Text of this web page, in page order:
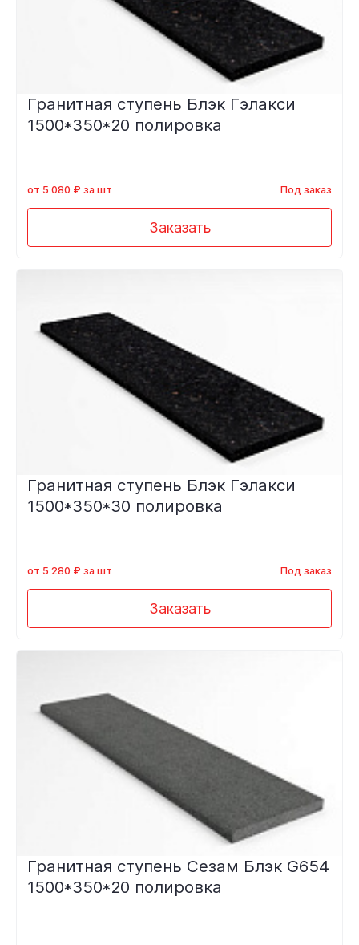
Гранитная ступень Блэк Гэлакси
1500*350*20 полировка
от 5 080 ₽ за шт Под заказ
Заказать
Гранитная ступень Блэк Гэлакси
1500*350*30 полировка
от 5 280 ₽ за шт Под заказ
Заказать
Гранитная ступень Сезам Блэк G654
1500*350*20 полировка